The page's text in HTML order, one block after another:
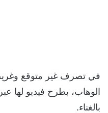
في تصرف غير متوقع
الوهاب، بطرح فيديو لها
بالغناء.